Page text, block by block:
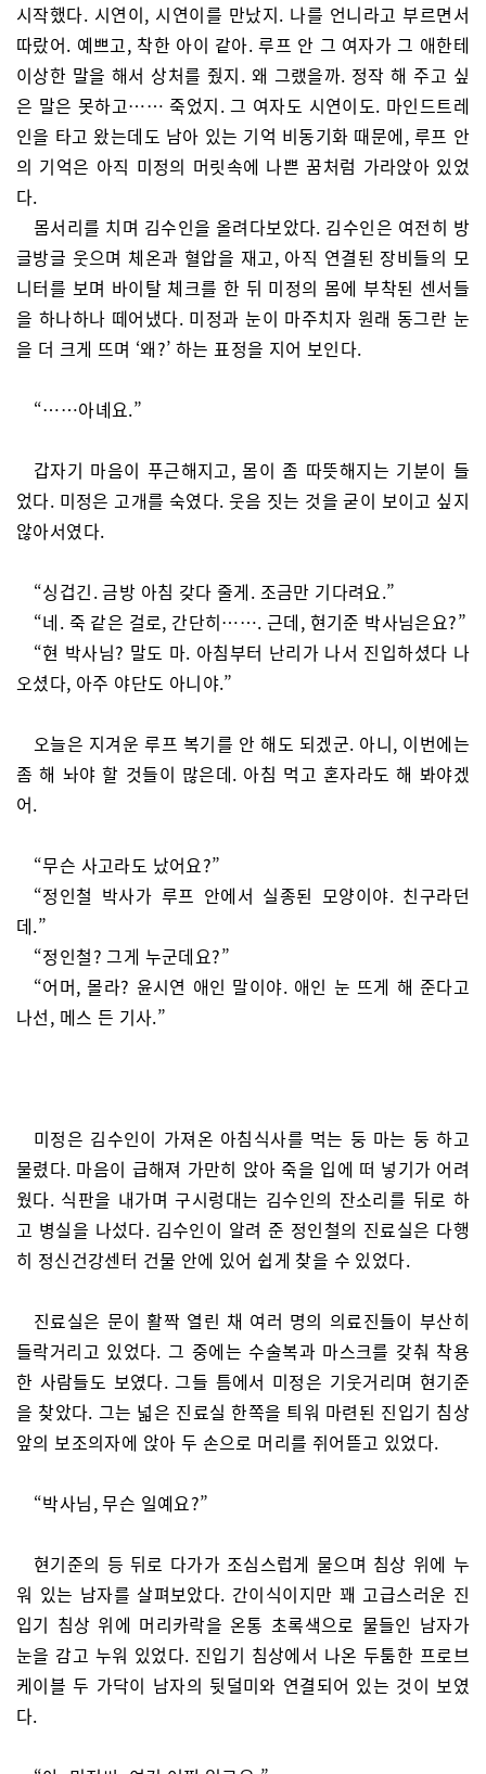
시작했다. 시연이, 시연이를 만났지. 나를 언니라고 부르면서
따랐어. 예쁘고, 착한 아이 같아. 루프 안 그 여자가 그 애한테
이상한 말을 해서 상처를 줬지. 왜 그랬을까. 정작 해 주고 싶
은 말은 못하고…… 죽었지. 그 여자도 시연이도. 마인드트레
인을 타고 왔는데도 남아 있는 기억 비동기화 때문에, 루프 안
의 기억은 아직 미정의 머릿속에 나쁜 꿈처럼 가라앉아 있었
다.
몸서리를 치며 김수인을 올려다보았다. 김수인은 여전히 방
글방글 웃으며 체온과 혈압을 재고, 아직 연결된 장비들의 모
니터를 보며 바이탈 체크를 한 뒤 미정의 몸에 부착된 센서들
을 하나하나 떼어냈다. 미정과 눈이 마주치자 원래 동그란 눈
을 더 크게 뜨며 ‘왜?’ 하는 표정을 지어 보인다.
“……아녜요.”
갑자기 마음이 푸근해지고, 몸이 좀 따뜻해지는 기분이 들
었다. 미정은 고개를 숙였다. 웃음 짓는 것을 굳이 보이고 싶지
않아서였다.
“싱겁긴. 금방 아침 갖다 줄게. 조금만 기다려요.”
“네. 죽 같은 걸로, 간단히……. 근데, 현기준 박사님은요?”
“현 박사님? 말도 마. 아침부터 난리가 나서 진입하셨다 나
오셨다, 아주 야단도 아니야.”
오늘은 지겨운 루프 복기를 안 해도 되겠군. 아니, 이번에는
좀 해 놔야 할 것들이 많은데. 아침 먹고 혼자라도 해 봐야겠
어.
“무슨 사고라도 났어요?”
“정인철 박사가 루프 안에서 실종된 모양이야. 친구라던
데.”
“정인철? 그게 누군데요?”
“어머, 몰라? 윤시연 애인 말이야. 애인 눈 뜨게 해 준다고
나선, 메스 든 기사.”
미정은 김수인이 가져온 아침식사를 먹는 둥 마는 둥 하고
물렸다. 마음이 급해져 가만히 앉아 죽을 입에 떠 넣기가 어려
웠다. 식판을 내가며 구시렁대는 김수인의 잔소리를 뒤로 하
고 병실을 나섰다. 김수인이 알려 준 정인철의 진료실은 다행
히 정신건강센터 건물 안에 있어 쉽게 찾을 수 있었다.
진료실은 문이 활짝 열린 채 여러 명의 의료진들이 부산히
들락거리고 있었다. 그 중에는 수술복과 마스크를 갖춰 착용
한 사람들도 보였다. 그들 틈에서 미정은 기웃거리며 현기준
을 찾았다. 그는 넓은 진료실 한쪽을 틔워 마련된 진입기 침상
앞의 보조의자에 앉아 두 손으로 머리를 쥐어뜯고 있었다.
“박사님, 무슨 일예요?”
현기준의 등 뒤로 다가가 조심스럽게 물으며 침상 위에 누
워 있는 남자를 살펴보았다. 간이식이지만 꽤 고급스러운 진
입기 침상 위에 머리카락을 온통 초록색으로 물들인 남자가
눈을 감고 누워 있었다. 진입기 침상에서 나온 두툼한 프로브
케이블 두 가닥이 남자의 뒷덜미와 연결되어 있는 것이 보였
다.